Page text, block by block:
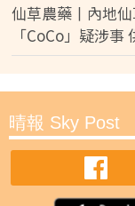
仙草農藥丨內地
「CoCo」疑涉
晴報 Sky Post